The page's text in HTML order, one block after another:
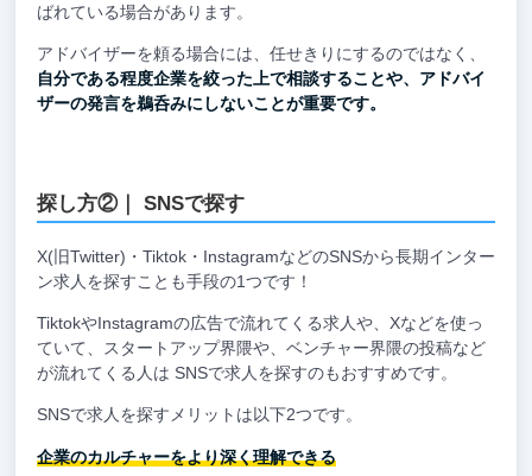
ばれている場合があります。
アドバイザーを頼る場合には、任せきりにするのではなく、
自分である程度企業を絞った上で相談することや、アドバイ
ザーの発言を鵜呑みにしないことが重要です。
探し方②｜ SNSで探す
X(旧Twitter)・Tiktok・InstagramなどのSNSから長期インター
ン求人を探すことも手段の1つです！
TiktokやInstagramの広告で流れてくる求人や、Xなどを使っ
ていて、スタートアップ界隈や、ベンチャー界隈の投稿など
が流れてくる人は SNSで求人を探すのもおすすめです。
SNSで求人を探すメリットは以下2つです。
企業のカルチャーをより深く理解できる